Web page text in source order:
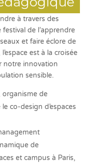
à travers des
de l’apprendre
et faire éclore de
est à la croisée
notre innovation
sensible.
organisme de
co-design d’espaces
de
et campus à Paris,